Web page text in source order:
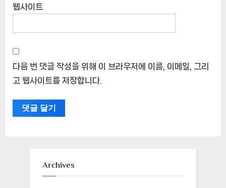
웹사이트
다음 번 댓글 작성을 위해 이 브라우저에 이름, 이메일, 그리
고 웹사이트를 저장합니다.
Archives